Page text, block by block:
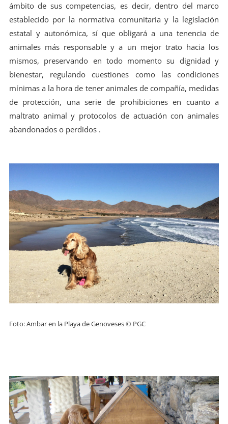
ámbito de sus competencias, es decir, dentro del marco
establecido por la normativa comunitaria y la legislación
estatal y autonómica, sí que obligará a una tenencia de
animales más responsable y a un mejor trato hacia los
mismos, preservando en todo momento su dignidad y
bienestar, regulando cuestiones como las condiciones
mínimas a la hora de tener animales de compañía, medidas
de protección, una serie de prohibiciones en cuanto a
maltrato animal y protocolos de actuación con animales
abandonados o perdidos .
Foto: Ambar en la Playa de Genoveses © PGC